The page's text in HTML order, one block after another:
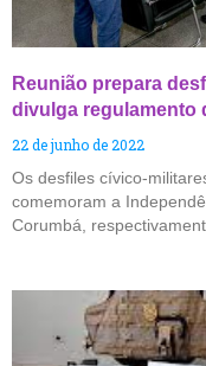
Reunião prepara
divulga regulamento
22 de junho de 2022
Os desfiles cívico-
comemoram a
Corumbá,